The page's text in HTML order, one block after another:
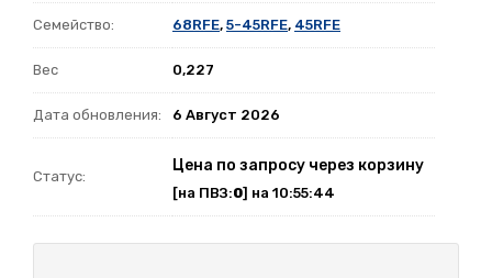
Семейство: 68RFE, 5-45RFE, 45RFE
Вес 0,227
Дата обновления: 6 Август 2026
Статус:
Цена по запросу через корзину
[на ПВЗ:0] на 10:55:44